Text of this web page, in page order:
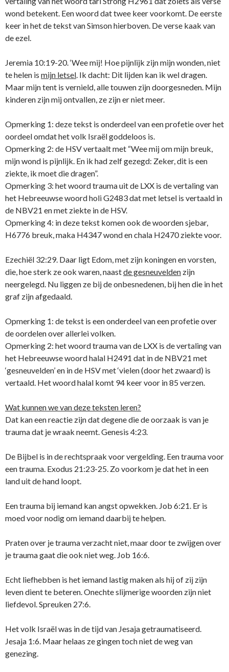
wond betekent. Een woord dat twee keer voorkomt. De eerste
keer in het de tekst van Simson hierboven. De verse kaak van
de ezel.
Jeremia 10:19-20. ‘Wee mij! Hoe pijnlijk zijn mijn wonden, niet
te helen is mijn letsel. Ik dacht: Dit lijden kan ik wel dragen.
Maar mijn tent is vernield, alle touwen zijn doorgesneden. Mijn
kinderen zijn mij ontvallen, ze zijn er niet meer.
Opmerking 1: deze tekst is onderdeel van een profetie over het
oordeel omdat het volk Israël goddeloos is.
Opmerking 2: de HSV vertaalt met “Wee mij om mijn breuk,
mijn wond is pijnlijk. En ik had zelf gezegd: Zeker, dit is een
ziekte, ik moet die dragen”.
Opmerking 3: het woord trauma uit de LXX is de vertaling van
het Hebreeuwse woord holi G2483 dat met letsel is vertaald in
de NBV21 en met ziekte in de HSV.
Opmerking 4: in deze tekst komen ook de woorden sjebar,
H6776 breuk, maka H4347 wond en chala H2470 ziekte voor.
Ezechiël 32:29. Daar ligt Edom, met zijn koningen en vorsten,
die, hoe sterk ze ook waren, naastde gesneuvelden zijn
neergelegd. Nu liggen ze bij de onbesnedenen, bij hen die in het
graf zijn afgedaald.
Opmerking 1: de tekst is een onderdeel van een profetie over
de oordelen over allerlei volken.
Opmerking 2: het woord trauma van de LXX is de vertaling van
het Hebreeuwse woord halal H2491 dat in de NBV21 met
‘gesneuvelden’ en in de HSV met ‘vielen (door het zwaard) is
vertaald. Het woord halal komt 94 keer voor in 85 verzen.
Wat kunnen we van deze teksten leren?
Dat kan een reactie zijn dat degene die de oorzaak is van je
trauma dat je wraak neemt. Genesis 4:23.
De Bijbel is in de rechtspraak voor vergelding. Een trauma voor
een trauma. Exodus 21:23-25. Zo voorkom je dat het in een
land uit de hand loopt.
Een trauma bij iemand kan angst opwekken. Job 6:21. Er is
moed voor nodig om iemand daarbij te helpen.
Praten over je trauma verzacht niet, maar door te zwijgen over
je trauma gaat die ook niet weg. Job 16:6.
Echt liefhebben is het iemand lastig maken als hij of zij zijn
leven dient te beteren. Onechte slijmerige woorden zijn niet
liefdevol. Spreuken 27:6.
Het volk Israël was in de tijd van Jesaja getraumatiseerd.
Jesaja 1:6. Maar helaas ze gingen toch niet de weg van
genezing.